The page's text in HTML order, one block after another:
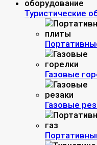
Туристические
Газовые
Газовые